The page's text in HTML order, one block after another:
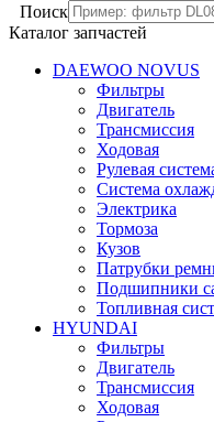
Поиск
Каталог запчастей
DAEWOO NOVUS
Фильтры
Двигатель
Трансмиссия
Ходовая
Рулевая
Система
Электрика
Тормоза
Кузов
Патрубки
Подшипники
Топливная
HYUNDAI
Фильтры
Двигатель
Трансмиссия
Ходовая